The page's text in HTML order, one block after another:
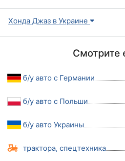
Хонда Джаз в Украине
Смотрите
б/у авто с Германии
б/у авто с Польши
б/у авто Украины
трактора, спецтехника